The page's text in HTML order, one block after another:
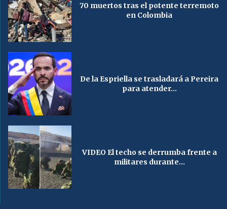
70 muertos tras el potente terremoto
en Colombia
De la Espriella se trasladará a Pereira
para atender...
VIDEO El techo se derrumba frente a
militares durante...